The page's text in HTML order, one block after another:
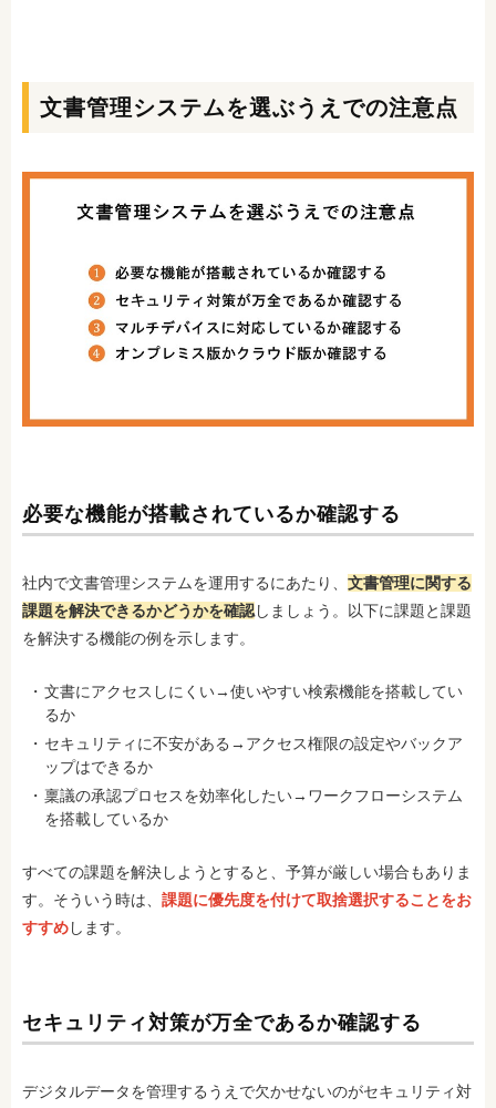
文書管理システムを選ぶうえでの注意点
必要な機能が搭載されているか確認する
社内で文書管理システムを運用するにあたり、 文書管理に関する
課題を解決できるかどうかを確認しましょう。以下に課題と課題
を解決する機能の例を示します。
文書にアクセスしにくい→使いやすい検索機能を搭載してい
るか
セキュリティに不安がある→アクセス権限の設定やバックア
ップはできるか
稟議の承認プロセスを効率化したい→ワークフローシステム
を搭載しているか
すべての課題を解決しようとすると、予算が厳しい場合もありま
す。そういう時は、 課題に優先度を付けて取捨選択することをお
すすめします。
セキュリティ対策が万全であるか確認する
デジタルデータを管理するうえで欠かせないのがセキュリティ対